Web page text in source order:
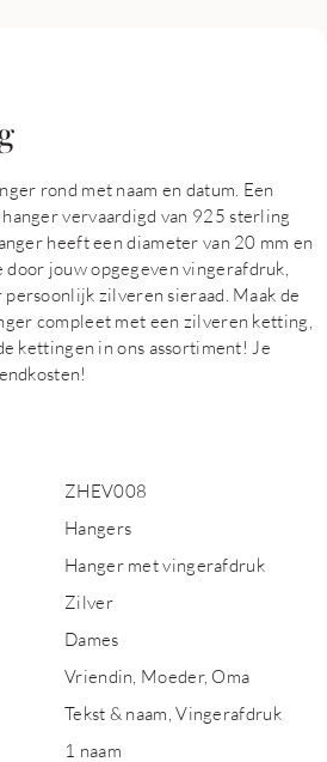
rond met naam en datum. Een
vervaardigd van 925 sterling
heeft een diameter van 20 mm en
jouw opgegeven vingerafdruk,
persoonlijk zilveren sieraad. Maak de
compleet met een zilveren ketting,
kettingen in ons assortiment! Je
ZHEV008
Hangers
Hanger met vingerafdruk
Zilver
Dames
Vriendin, Moeder, Oma
Tekst & naam, Vingerafdruk
1 naam